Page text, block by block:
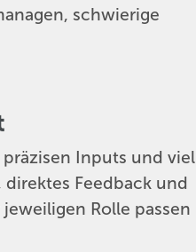
schwierige
Inputs und viel
Feedback und
Rolle passen